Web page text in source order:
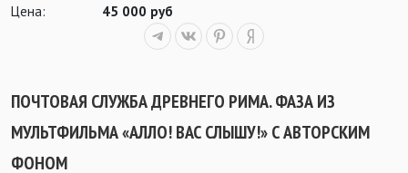
Цена:
45 000 руб
ПОЧТОВАЯ СЛУЖБА ДРЕВНЕГО РИМА. ФАЗА ИЗ
МУЛЬТФИЛЬМА «АЛЛО! ВАС СЛЫШУ!» С АВТОРСКИМ
ФОНОМ